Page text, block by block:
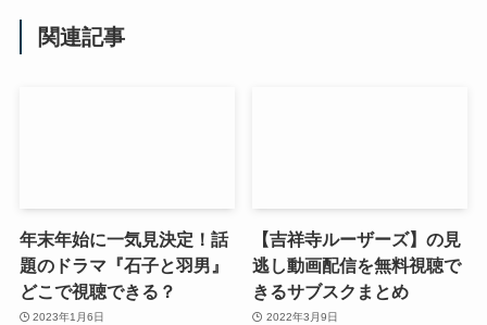
関連記事
年末年始に一気見決定！話
題のドラマ『石子と羽男』
どこで視聴できる？
2023年1月6日
【吉祥寺ルーザーズ】の見
逃し動画配信を無料視聴で
きるサブスクまとめ
2022年3月9日